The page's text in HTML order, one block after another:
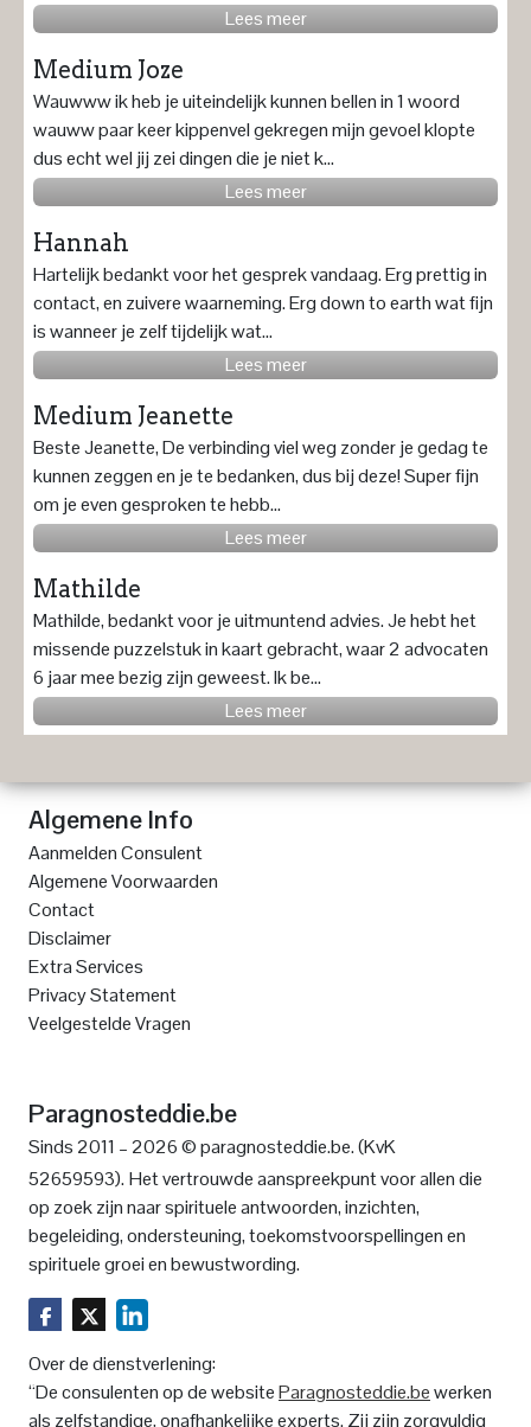
Lees meer
Medium Joze
Wauwww ik heb je uiteindelijk kunnen bellen in 1 woord
wauww paar keer kippenvel gekregen mijn gevoel klopte
dus echt wel jij zei dingen die je niet k...
Lees meer
Hannah
Hartelijk bedankt voor het gesprek vandaag. Erg prettig in
contact, en zuivere waarneming. Erg down to earth wat fijn
is wanneer je zelf tijdelijk wat...
Lees meer
Medium Jeanette
Beste Jeanette, De verbinding viel weg zonder je gedag te
kunnen zeggen en je te bedanken, dus bij deze! Super fijn
om je even gesproken te hebb...
Lees meer
Mathilde
Mathilde, bedankt voor je uitmuntend advies. Je hebt het
missende puzzelstuk in kaart gebracht, waar 2 advocaten
6 jaar mee bezig zijn geweest. Ik be...
Lees meer
Algemene Info
Aanmelden Consulent
Algemene Voorwaarden
Contact
Disclaimer
Extra Services
Privacy Statement
Veelgestelde Vragen
Paragnosteddie.be
Sinds 2011 – 2026 © paragnosteddie.be. (KvK
52659593). Het vertrouwde aanspreekpunt voor allen die
op zoek zijn naar spirituele antwoorden, inzichten,
begeleiding, ondersteuning, toekomstvoorspellingen en
spirituele groei en bewustwording.
Over de dienstverlening:
“De consulenten op de websiteParagnosteddie.bewerken
als zelfstandige, onafhankelijke experts. Zij zijn zorgvuldig